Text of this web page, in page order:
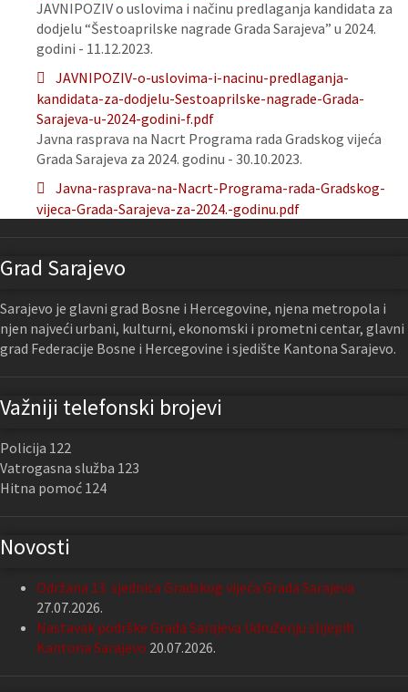
JAVNIPOZIV o uslovima i načinu predlaganja kandidata za
dodjelu “Šestoaprilske nagrade Grada Sarajeva” u 2024.
godini - 11.12.2023.
JAVNIPOZIV-o-uslovima-i-nacinu-predlaganja-
kandidata-za-dodjelu-Sestoaprilske-nagrade-Grada-
Sarajeva-u-2024-godini-f.pdf
Javna rasprava na Nacrt Programa rada Gradskog vijeća
Grada Sarajeva za 2024. godinu - 30.10.2023.
Javna-rasprava-na-Nacrt-Programa-rada-Gradskog-
vijeca-Grada-Sarajeva-za-2024.-godinu.pdf
Grad Sarajevo
Sarajevo je glavni grad Bosne i Hercegovine, njena metropola i
njen najveći urbani, kulturni, ekonomski i prometni centar, glavni
grad Federacije Bosne i Hercegovine i sjedište Kantona Sarajevo.
Važniji telefonski brojevi
Policija 122
Vatrogasna služba 123
Hitna pomoć 124
Novosti
Održana 13. sjednica Gradskog vijeća Grada Sarajeva
27.07.2026.
Nastavak podrške Grada Sarajeva Udruženju slijepih
Kantona Sarajevo 20.07.2026.